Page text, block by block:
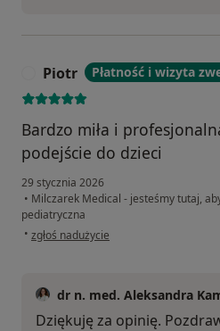
Piotr Płatność i wizyta
Bardzo miła i
podejście do dzieci
29 stycznia 2026
• Milczarek Medical - jesteśmy tutaj,
pediatryczna
• w opinii użytkownika Piotr
zgłoś nadużycie
dr n. med. Aleksandra
Dziękuję za opinię.